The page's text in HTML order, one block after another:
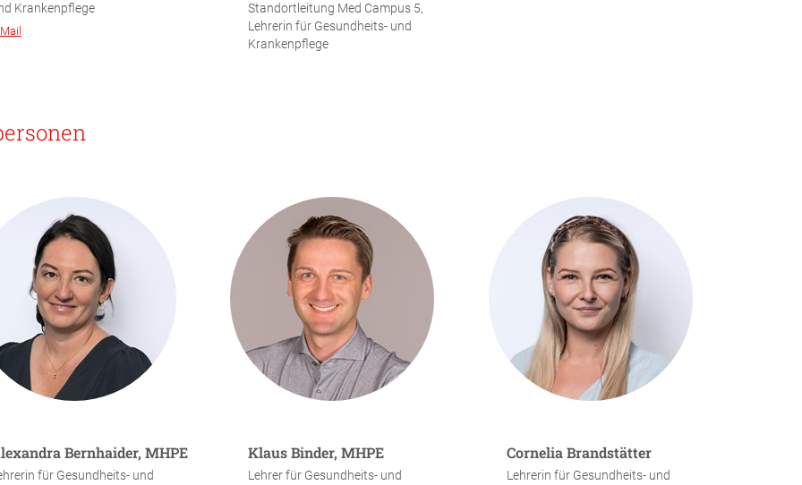
Krankenpflege
Standortleitung Med Campus 5,
Lehrerin für Gesundheits- und
Krankenpflege
Bernhaider, MHPE
für Gesundheits- und
Klaus Binder, MHPE
Lehrer für Gesundheits- und
Cornelia Brandstätter
Lehrerin für Gesundheits- und